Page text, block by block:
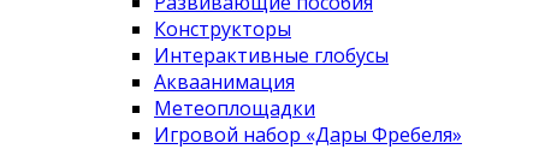
Конструкторы
Интерактивные глобусы
Акваанимация
Метеоплощадки
Игровой набор «Дары Фребеля»